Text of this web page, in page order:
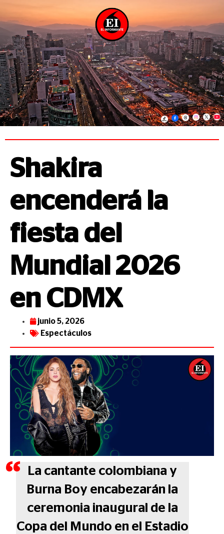
Shakira
encenderá la
fiesta del
Mundial 2026
en CDMX
junio 5, 2026
Espectáculos
La cantante colombiana y
Burna Boy encabezarán la
ceremonia inaugural de la
Copa del Mundo en el Estadio